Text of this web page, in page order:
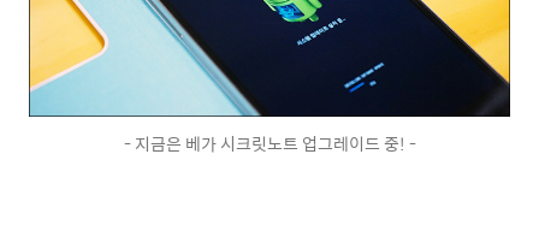
- 지금은 베가 시크릿노트 업그레이드 중! -